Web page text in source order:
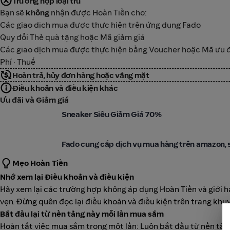
Bạn sẽ không nhận được Hoàn Tiền cho:
Các giao dịch mua được thực hiện trên ứng dụng Fado
Quy đổi Thẻ quà tặng hoặc Mã giảm giá
Các giao dịch mua được thực hiện bằng Voucher hoặc Mã
Phí · Thuế
Hoàn trả, hủy đơn hàng hoặc vắng mặt
Điều khoản và điều kiện khác
Ưu đãi và Giảm giá
Sneaker Siêu Giảm Giá 70%
Fado cung cấp dịch vụ mua hàng trên
Mẹo Hoàn Tiền
Nhớ xem lại Điều khoản và điều kiện
Hãy xem lại các trường hợp không áp dụng Hoàn Tiền và
vẹn. Đừng quên đọc lại điều khoản và điều kiện trên trang
Bắt đầu lại từ nền tảng này mỗi lần mua sắm
Hoàn tất việc mua sắm trong một lần: Luôn bắt đầu từ nền